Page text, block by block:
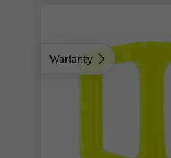
Warianty